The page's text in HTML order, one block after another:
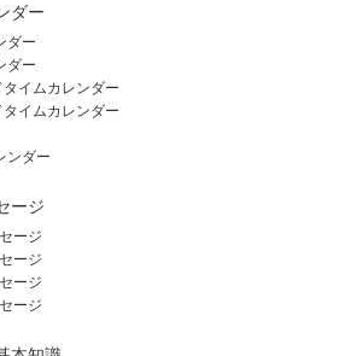
ダー
ダー
ダー
タイムカレンダー
タイムカレンダー
ンダー
ージ
ージ
ージ
ージ
ージ